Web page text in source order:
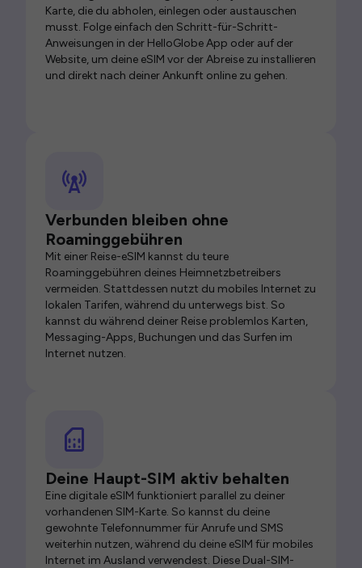
Karte, die du abholen, einlegen oder austauschen
musst. Folge einfach den Schritt-für-Schritt-
Anweisungen in der HelloGlobe App oder auf der
Website, um deine eSIM vor der Abreise zu installieren
und direkt nach deiner Ankunft online zu gehen.
Verbunden bleiben ohne
Roaminggebühren
Mit einer Reise-eSIM kannst du teure
Roaminggebühren deines Heimnetzbetreibers
vermeiden. Stattdessen nutzt du mobiles Internet zu
lokalen Tarifen, während du unterwegs bist. So
kannst du während deiner Reise problemlos Karten,
Messaging-Apps, Buchungen und das Surfen im
Internet nutzen.
Deine Haupt-SIM aktiv behalten
Eine digitale eSIM funktioniert parallel zu deiner
vorhandenen SIM-Karte. So kannst du deine
gewohnte Telefonnummer für Anrufe und SMS
weiterhin nutzen, während du deine eSIM für mobiles
Internet im Ausland verwendest. Diese Dual-SIM-